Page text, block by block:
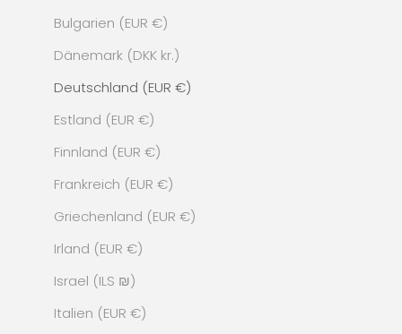
Bulgarien (EUR €)
Dänemark (DKK kr.)
Deutschland (EUR €)
Estland (EUR €)
Finnland (EUR €)
Frankreich (EUR €)
Griechenland (EUR €)
Irland (EUR €)
Israel (ILS ₪)
Italien (EUR €)